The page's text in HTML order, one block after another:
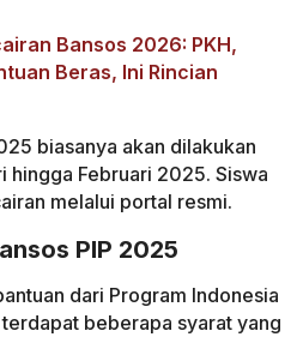
Bansos 2026: PKH,
Beras, Ini Rincian
biasanya akan dilakukan
hingga Februari 2025. Siswa
melalui portal resmi.
PIP 2025
dari Program Indonesia
beberapa syarat yang